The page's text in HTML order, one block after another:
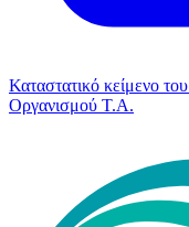
Καταστατικό κείμενο
Οργανισμού Τ.Α.